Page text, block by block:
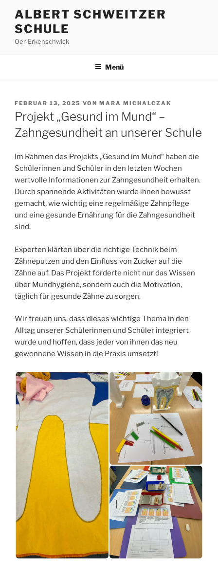
Inhalt
springen
ALBERT SCHWEITZER
SCHULE
Oer-Erkenschwick
Menü
VERÖFFENTLICHT
AM
FEBRUAR 13, 2025 VON MARA MICHALCZAK
Projekt „Gesund im Mund“ –
Zahngesundheit an unserer Schule
Im Rahmen des Projekts „Gesund im Mund“ haben die
Schülerinnen und Schüler in den letzten Wochen
wertvolle Informationen zur Zahngesundheit erhalten.
Durch spannende Aktivitäten wurde ihnen bewusst
gemacht, wie wichtig eine regelmäßige Zahnpflege
und eine gesunde Ernährung für die Zahngesundheit
sind.
Experten klärten über die richtige Technik beim
Zähneputzen und den Einfluss von Zucker auf die
Zähne auf. Das Projekt förderte nicht nur das Wissen
über Mundhygiene, sondern auch die Motivation,
täglich für gesunde Zähne zu sorgen.
Wir freuen uns, dass dieses wichtige Thema in den
Alltag unserer Schülerinnen und Schüler integriert
wurde und hoffen, dass jeder von ihnen das neu
gewonnene Wissen in die Praxis umsetzt!